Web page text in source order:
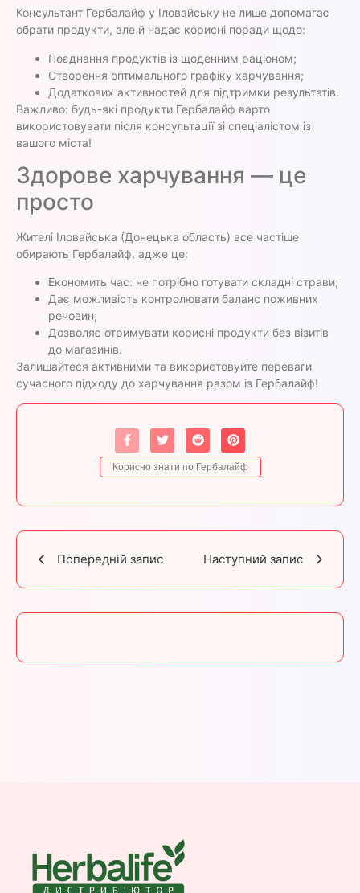
Консультант Гербалайф у Іловайську не лише допомагає
обрати продукти, але й надає корисні поради щодо:
Поєднання продуктів із щоденним раціоном;
Створення оптимального графіку харчування;
Додаткових активностей для підтримки результатів.
Важливо: будь-які продукти Гербалайф варто
використовувати після консультації зі спеціалістом із
вашого міста!
Здорове харчування — це
просто
Жителі Іловайська (Донецька область) все частіше
обирають Гербалайф, адже це:
Економить час: не потрібно готувати складні страви;
Дає можливість контролювати баланс поживних
речовин;
Дозволяє отримувати корисні продукти без візитів
до магазинів.
Залишайтеся активними та використовуйте переваги
сучасного підходу до харчування разом із Гербалайф!
Корисно знати по Гербалайф
Попередній запис Наступний запис